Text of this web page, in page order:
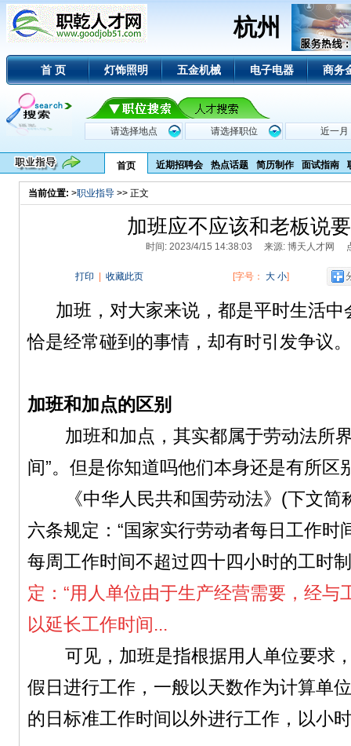
杭州
首 页 灯饰照明 五金机械 电子电器 商务
首页 近期招聘会 热点话题 简历制作 面试指南
当前位置: >职业指导>> 正文
加班应不应该和老板说
时间: 2023/4/15 14:38:03 来源: 博天人才网
打印 收藏此页 [字号： 大 小]
加班，对大家来说，都是平时生活中
恰是经常碰到的事情，却有时引发争议。
加班和加点的区别
加班和加点，其实都属于劳动法所界
间”。但是你知道吗他们本身还是有所区
《中华人民共和国劳动法》(下文简
六条规定：“国家实行劳动者每日工作时
每周工作时间不超过四十四小时的工时
定：“用人单位由于生产经营需要，经与
以延长工作时间...
可见，加班是指根据用人单位要求，
假日进行工作，一般以天数作为计算单
的日标准工作时间以外进行工作，以小